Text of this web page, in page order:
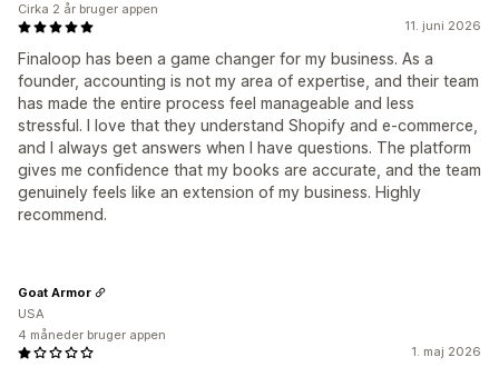
11. juni 2026
Finaloop has been a game changer for my business. As a
founder, accounting is not my area of expertise, and their team
has made the entire process feel manageable and less
stressful. I love that they understand Shopify and e-commerce,
and I always get answers when I have questions. The platform
gives me confidence that my books are accurate, and the team
genuinely feels like an extension of my business. Highly
recommend.
Cirka 2 år bruger appen
1. maj 2026
Goat Armor
USA
4 måneder bruger appen